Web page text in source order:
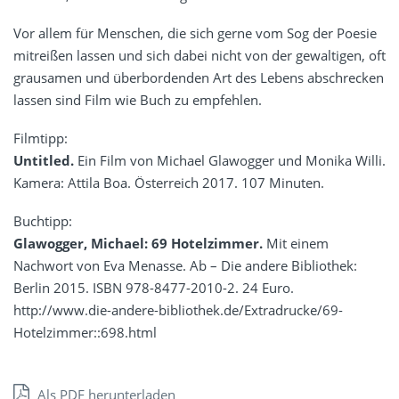
Vor allem für Menschen, die sich gerne vom Sog der Poesie
mitreißen lassen und sich dabei nicht von der gewaltigen, oft
grausamen und überbordenden Art des Lebens abschrecken
lassen sind Film wie Buch zu empfehlen.
Filmtipp:
Untitled. Ein Film von Michael Glawogger und Monika Willi.
Kamera: Attila Boa. Österreich 2017. 107 Minuten.
Buchtipp:
Glawogger, Michael: 69 Hotelzimmer. Mit einem
Nachwort von Eva Menasse. Ab – Die andere Bibliothek:
Berlin 2015. ISBN 978-8477-2010-2. 24 Euro.
http://www.die-andere-bibliothek.de/Extradrucke/69-
Hotelzimmer::698.html
Als PDF herunterladen